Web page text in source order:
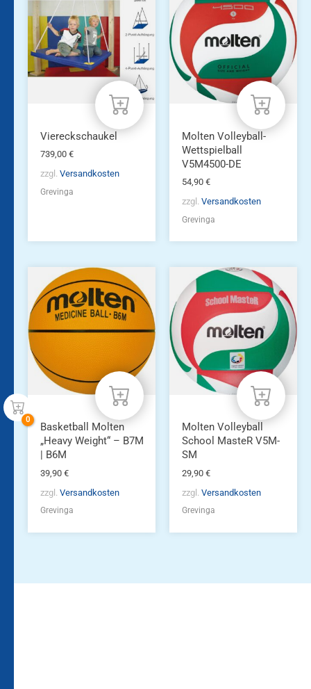
Viereckschaukel
739,00 €
zzgl. Versandkosten
Grevinga
Molten Volleyball-
Wettspielball
V5M4500-DE
54,90 €
zzgl. Versandkosten
Grevinga
Dieses
Produkt
weist
mehrere
Varianten
Optionen
können
Produktseite
gewählt
werden
Basketball Molten
„Heavy Weight“ – B7M
| B6M
39,90 €
zzgl. Versandkosten
Grevinga
Molten Volleyball
School MasteR V5M-
SM
29,90 €
zzgl. Versandkosten
Grevinga